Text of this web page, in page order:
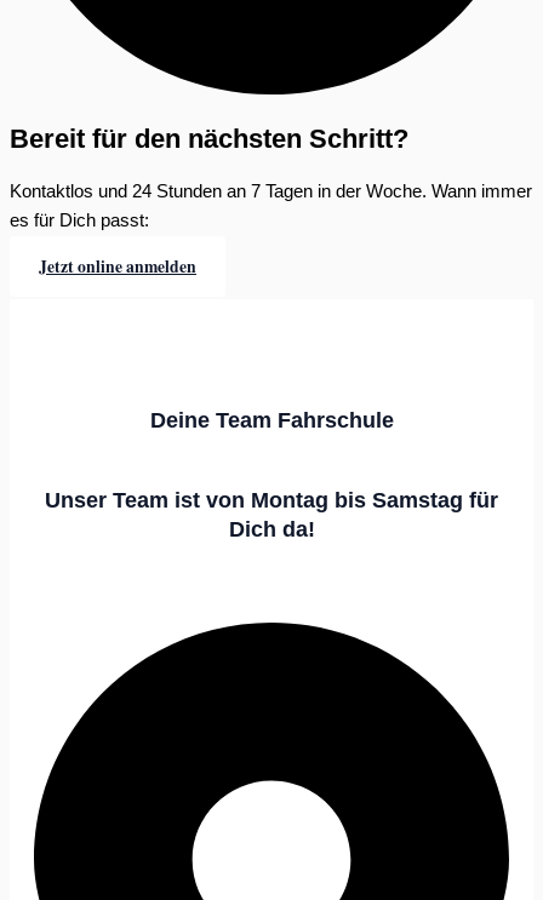
Bereit für den nächsten Schritt?
Kontaktlos und 24 Stunden an 7 Tagen in der Woche. Wann immer
es für Dich passt:
Jetzt online anmelden
Deine Team Fahrschule
Unser Team ist von Montag bis Samstag für
Dich da!